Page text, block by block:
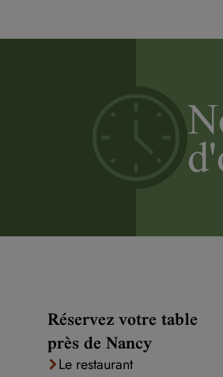
Réservez votre table
près de Nancy
Le restaurant